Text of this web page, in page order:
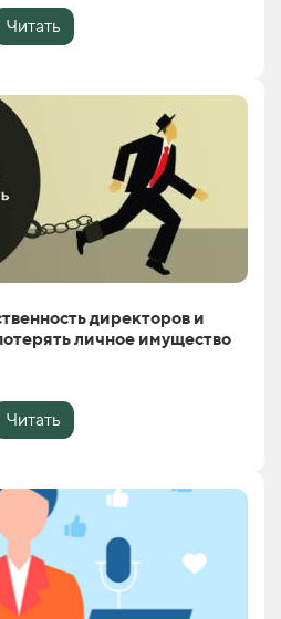
Читать
директоров и
личное имущество
Читать